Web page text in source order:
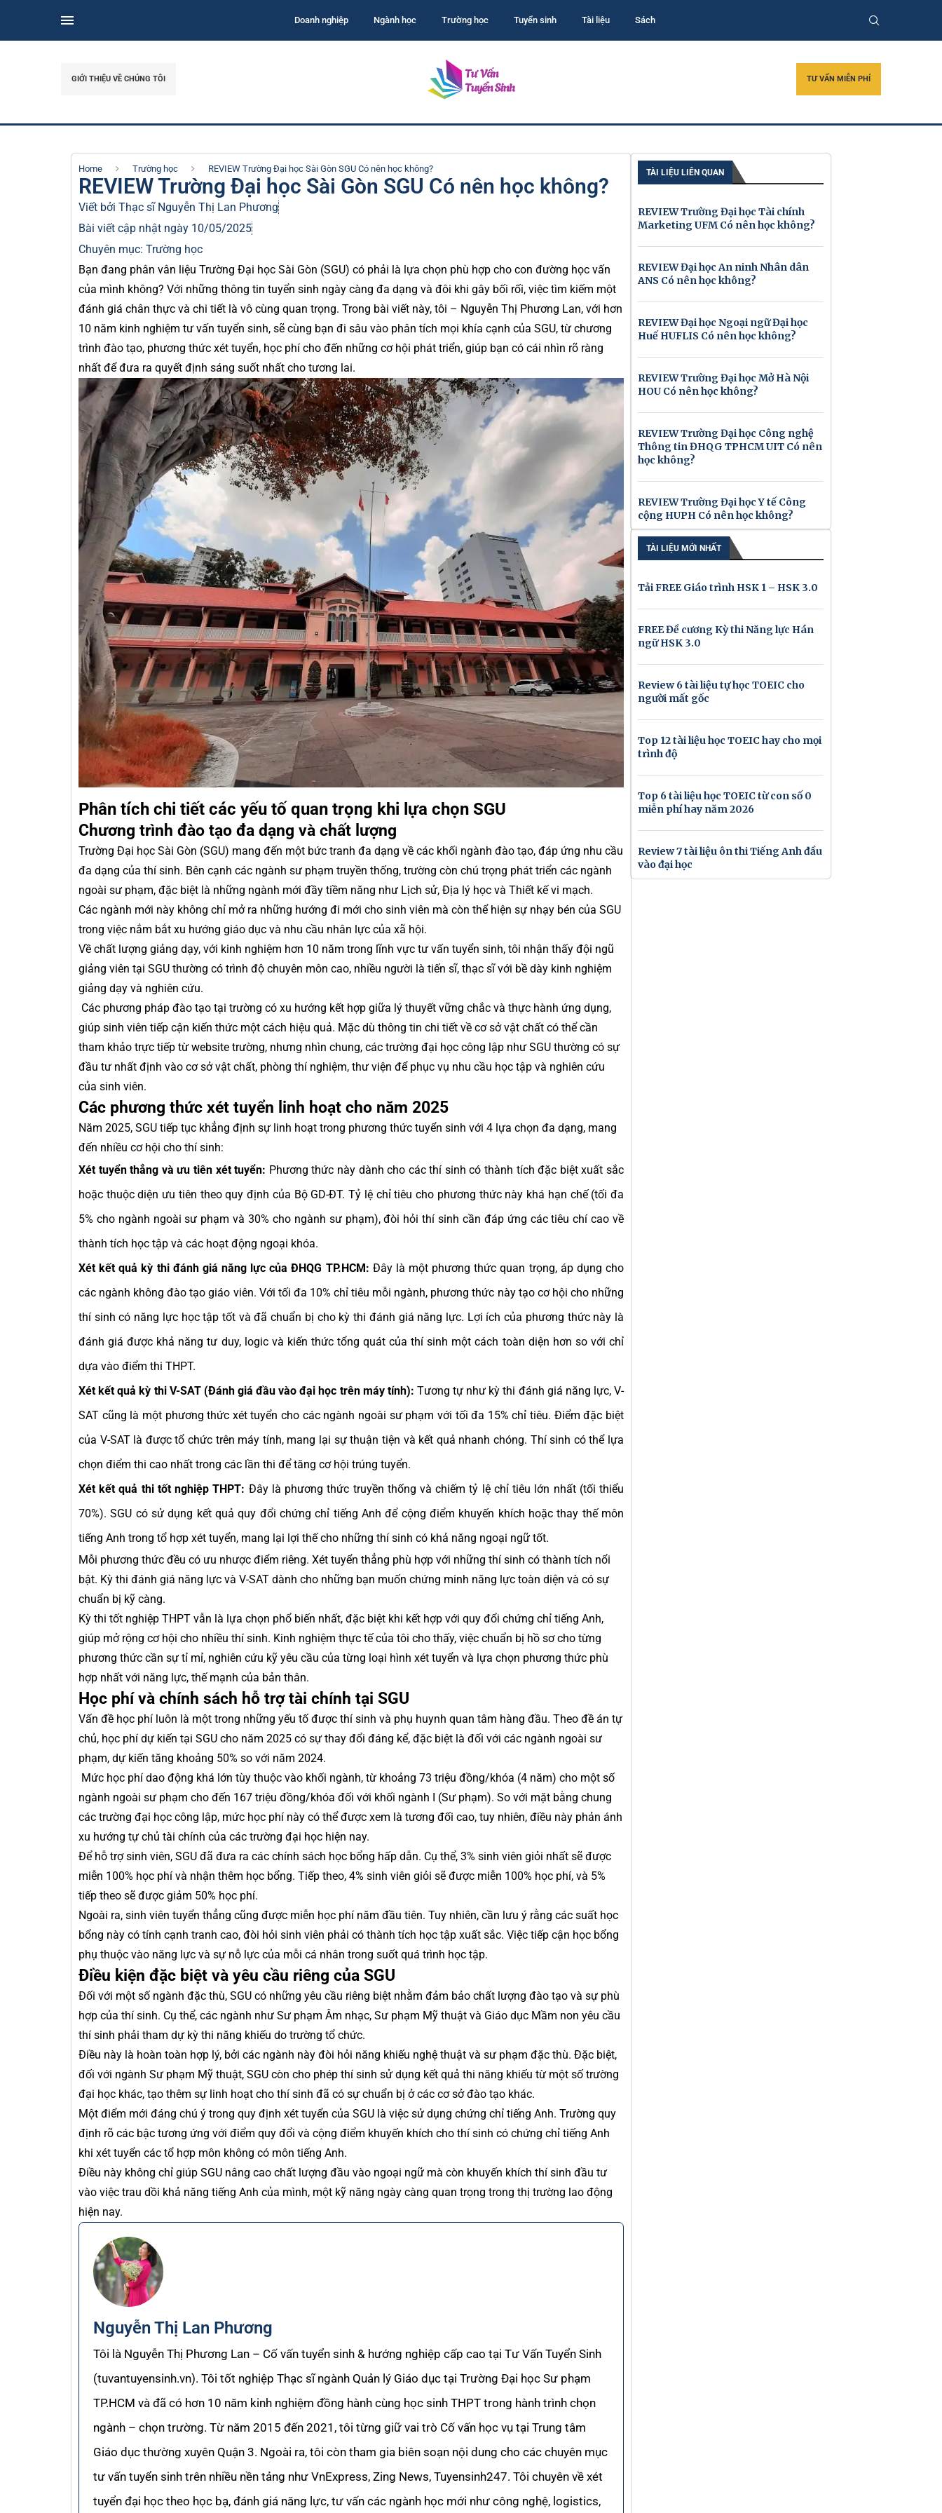
Doanh nghiệp Ngành học Trường học Tuyển sinh Tài liệu Sách
GIỚI THIỆU VỀ CHÚNG TÔI TƯ VẤN MIỄN PHÍ
Home Trường học REVIEW Trường Đại học Sài Gòn SGU Có nên học không?
REVIEW Trường Đại học Sài Gòn SGU Có nên học không?
Viết bởi Thạc sĩNguyễn Thị Lan Phương
Bài viết cập nhật ngày 10/05/2025
Chuyên mục: Trường học
Bạn đang phân vân liệu Trường Đại học Sài Gòn (SGU) có phải là lựa chọn phù hợp cho con đường học vấn
của mình không? Với những thông tin tuyển sinh ngày càng đa dạng và đôi khi gây bối rối, việc tìm kiếm một
đánh giá chân thực và chi tiết là vô cùng quan trọng. Trong bài viết này, tôi – Nguyễn Thị Phương Lan, với hơn
10 năm kinh nghiệm tư vấn tuyển sinh, sẽ cùng bạn đi sâu vào phân tích mọi khía cạnh của SGU, từ chương
trình đào tạo, phương thức xét tuyển, học phí cho đến những cơ hội phát triển, giúp bạn có cái nhìn rõ ràng
nhất để đưa ra quyết định sáng suốt nhất cho tương lai.
Phân tích chi tiết các yếu tố quan trọng khi lựa chọn SGU
Chương trình đào tạo đa dạng và chất lượng
Trường Đại học Sài Gòn (SGU) mang đến một bức tranh đa dạng về các khối ngành đào tạo, đáp ứng nhu cầu
đa dạng của thí sinh. Bên cạnh các ngành sư phạm truyền thống, trường còn chú trọng phát triển các ngành
ngoài sư phạm, đặc biệt là những ngành mới đầy tiềm năng như Lịch sử, Địa lý học và Thiết kế vi mạch.
Các ngành mới này không chỉ mở ra những hướng đi mới cho sinh viên mà còn thể hiện sự nhạy bén của SGU
trong việc nắm bắt xu hướng giáo dục và nhu cầu nhân lực của xã hội.
Về chất lượng giảng dạy, với kinh nghiệm hơn 10 năm trong lĩnh vực tư vấn tuyển sinh, tôi nhận thấy đội ngũ
giảng viên tại SGU thường có trình độ chuyên môn cao, nhiều người là tiến sĩ, thạc sĩ với bề dày kinh nghiệm
giảng dạy và nghiên cứu.
Các phương pháp đào tạo tại trường có xu hướng kết hợp giữa lý thuyết vững chắc và thực hành ứng dụng,
giúp sinh viên tiếp cận kiến thức một cách hiệu quả. Mặc dù thông tin chi tiết về cơ sở vật chất có thể cần
tham khảo trực tiếp từ website trường, nhưng nhìn chung, các trường đại học công lập như SGU thường có sự
đầu tư nhất định vào cơ sở vật chất, phòng thí nghiệm, thư viện để phục vụ nhu cầu học tập và nghiên cứu
của sinh viên.
Các phương thức xét tuyển linh hoạt cho năm 2025
Năm 2025, SGU tiếp tục khẳng định sự linh hoạt trong phương thức tuyển sinh với 4 lựa chọn đa dạng, mang
đến nhiều cơ hội cho thí sinh:
Xét tuyển thẳng và ưu tiên xét tuyển: Phương thức này dành cho các thí sinh có thành tích đặc biệt xuất sắc
hoặc thuộc diện ưu tiên theo quy định của Bộ GD-ĐT. Tỷ lệ chỉ tiêu cho phương thức này khá hạn chế (tối đa
5% cho ngành ngoài sư phạm và 30% cho ngành sư phạm), đòi hỏi thí sinh cần đáp ứng các tiêu chí cao về
thành tích học tập và các hoạt động ngoại khóa.
Xét kết quả kỳ thi đánh giá năng lực của ĐHQG TP.HCM: Đây là một phương thức quan trọng, áp dụng cho
các ngành không đào tạo giáo viên. Với tối đa 10% chỉ tiêu mỗi ngành, phương thức này tạo cơ hội cho những
thí sinh có năng lực học tập tốt và đã chuẩn bị cho kỳ thi đánh giá năng lực. Lợi ích của phương thức này là
đánh giá được khả năng tư duy, logic và kiến thức tổng quát của thí sinh một cách toàn diện hơn so với chỉ
dựa vào điểm thi THPT.
Xét kết quả kỳ thi V-SAT (Đánh giá đầu vào đại học trên máy tính): Tương tự như kỳ thi đánh giá năng lực, V-
SAT cũng là một phương thức xét tuyển cho các ngành ngoài sư phạm với tối đa 15% chỉ tiêu. Điểm đặc biệt
của V-SAT là được tổ chức trên máy tính, mang lại sự thuận tiện và kết quả nhanh chóng. Thí sinh có thể lựa
chọn điểm thi cao nhất trong các lần thi để tăng cơ hội trúng tuyển.
Xét kết quả thi tốt nghiệp THPT: Đây là phương thức truyền thống và chiếm tỷ lệ chỉ tiêu lớn nhất (tối thiểu
70%). SGU có sử dụng kết quả quy đổi chứng chỉ tiếng Anh để cộng điểm khuyến khích hoặc thay thế môn
tiếng Anh trong tổ hợp xét tuyển, mang lại lợi thế cho những thí sinh có khả năng ngoại ngữ tốt.
Mỗi phương thức đều có ưu nhược điểm riêng. Xét tuyển thẳng phù hợp với những thí sinh có thành tích nổi
bật. Kỳ thi đánh giá năng lực và V-SAT dành cho những bạn muốn chứng minh năng lực toàn diện và có sự
chuẩn bị kỹ càng.
Kỳ thi tốt nghiệp THPT vẫn là lựa chọn phổ biến nhất, đặc biệt khi kết hợp với quy đổi chứng chỉ tiếng Anh,
giúp mở rộng cơ hội cho nhiều thí sinh. Kinh nghiệm thực tế của tôi cho thấy, việc chuẩn bị hồ sơ cho từng
phương thức cần sự tỉ mỉ, nghiên cứu kỹ yêu cầu của từng loại hình xét tuyển và lựa chọn phương thức phù
hợp nhất với năng lực, thế mạnh của bản thân.
Học phí và chính sách hỗ trợ tài chính tại SGU
Vấn đề học phí luôn là một trong những yếu tố được thí sinh và phụ huynh quan tâm hàng đầu. Theo đề án tự
chủ, học phí dự kiến tại SGU cho năm 2025 có sự thay đổi đáng kể, đặc biệt là đối với các ngành ngoài sư
phạm, dự kiến tăng khoảng 50% so với năm 2024.
Mức học phí dao động khá lớn tùy thuộc vào khối ngành, từ khoảng 73 triệu đồng/khóa (4 năm) cho một số
ngành ngoài sư phạm cho đến 167 triệu đồng/khóa đối với khối ngành I (Sư phạm). So với mặt bằng chung
các trường đại học công lập, mức học phí này có thể được xem là tương đối cao, tuy nhiên, điều này phản ánh
xu hướng tự chủ tài chính của các trường đại học hiện nay.
Để hỗ trợ sinh viên, SGU đã đưa ra các chính sách học bổng hấp dẫn. Cụ thể, 3% sinh viên giỏi nhất sẽ được
miễn 100% học phí và nhận thêm học bổng. Tiếp theo, 4% sinh viên giỏi sẽ được miễn 100% học phí, và 5%
tiếp theo sẽ được giảm 50% học phí.
Ngoài ra, sinh viên tuyển thẳng cũng được miễn học phí năm đầu tiên. Tuy nhiên, cần lưu ý rằng các suất học
bổng này có tính cạnh tranh cao, đòi hỏi sinh viên phải có thành tích học tập xuất sắc. Việc tiếp cận học bổng
phụ thuộc vào năng lực và sự nỗ lực của mỗi cá nhân trong suốt quá trình học tập.
Điều kiện đặc biệt và yêu cầu riêng của SGU
Đối với một số ngành đặc thù, SGU có những yêu cầu riêng biệt nhằm đảm bảo chất lượng đào tạo và sự phù
hợp của thí sinh. Cụ thể, các ngành như Sư phạm Âm nhạc, Sư phạm Mỹ thuật và Giáo dục Mầm non yêu cầu
thí sinh phải tham dự kỳ thi năng khiếu do trường tổ chức.
Điều này là hoàn toàn hợp lý, bởi các ngành này đòi hỏi năng khiếu nghệ thuật và sư phạm đặc thù. Đặc biệt,
đối với ngành Sư phạm Mỹ thuật, SGU còn cho phép thí sinh sử dụng kết quả thi năng khiếu từ một số trường
đại học khác, tạo thêm sự linh hoạt cho thí sinh đã có sự chuẩn bị ở các cơ sở đào tạo khác.
Một điểm mới đáng chú ý trong quy định xét tuyển của SGU là việc sử dụng chứng chỉ tiếng Anh. Trường quy
định rõ các bậc tương ứng với điểm quy đổi và cộng điểm khuyến khích cho thí sinh có chứng chỉ tiếng Anh
khi xét tuyển các tổ hợp môn không có môn tiếng Anh.
Điều này không chỉ giúp SGU nâng cao chất lượng đầu vào ngoại ngữ mà còn khuyến khích thí sinh đầu tư
vào việc trau dồi khả năng tiếng Anh của mình, một kỹ năng ngày càng quan trọng trong thị trường lao động
hiện nay.
Nguyễn Thị Lan Phương
Tôi là Nguyễn Thị Phương Lan – Cố vấn tuyển sinh & hướng nghiệp cấp cao tại Tư Vấn Tuyển Sinh
(tuvantuyensinh.vn). Tôi tốt nghiệp Thạc sĩ ngành Quản lý Giáo dục tại Trường Đại học Sư phạm
TP.HCM và đã có hơn 10 năm kinh nghiệm đồng hành cùng học sinh THPT trong hành trình chọn
ngành – chọn trường. Từ năm 2015 đến 2021, tôi từng giữ vai trò Cố vấn học vụ tại Trung tâm
Giáo dục thường xuyên Quận 3. Ngoài ra, tôi còn tham gia biên soạn nội dung cho các chuyên mục
tư vấn tuyển sinh trên nhiều nền tảng như VnExpress, Zing News, Tuyensinh247. Tôi chuyên về xét
tuyển đại học theo học bạ, đánh giá năng lực, tư vấn các ngành học mới như công nghệ, logistics,
TÀI LIỆU LIÊN QUAN
REVIEW Trường Đại học Tài chính
Marketing UFM Có nên học không?
REVIEW Đại học An ninh Nhân dân
ANS Có nên học không?
REVIEW Đại học Ngoại ngữ Đại học
Huế HUFLIS Có nên học không?
REVIEW Trường Đại học Mở Hà Nội
HOU Có nên học không?
REVIEW Trường Đại học Công nghệ
Thông tin ĐHQG TPHCM UIT Có nên
học không?
REVIEW Trường Đại học Y tế Công
cộng HUPH Có nên học không?
TÀI LIỆU MỚI NHẤT
Tải FREE Giáo trình HSK 1 – HSK 3.0
FREE Đề cương Kỳ thi Năng lực Hán
ngữ HSK 3.0
Review 6 tài liệu tự học TOEIC cho
người mất gốc
Top 12 tài liệu học TOEIC hay cho mọi
trình độ
Top 6 tài liệu học TOEIC từ con số 0
miễn phí hay năm 2026
Review 7 tài liệu ôn thi Tiếng Anh đầu
vào đại học